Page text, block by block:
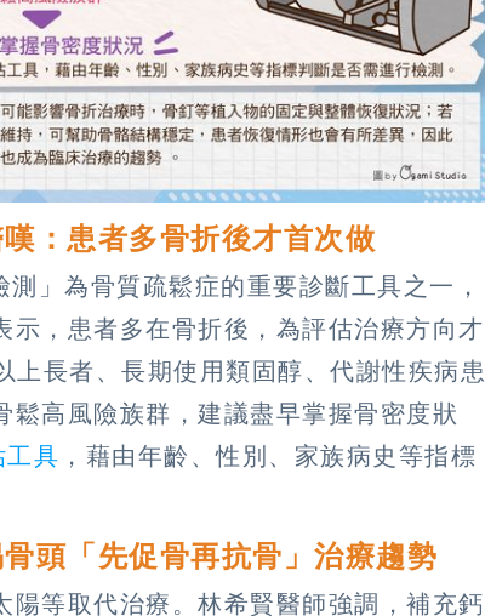
：患者多骨折後才首次做
」為骨質疏鬆症的重要診斷工具之一，
，患者多在骨折後，為評估治療方向才
上長者、長期使用類固醇、代謝性疾病患
高風險族群，建議盡早掌握骨密度狀
工具 ，藉由年齡、性別、家族病史等指標
頭「先促骨再抗骨」治療趨勢
等取代治療。林希賢醫師強調，補充鈣